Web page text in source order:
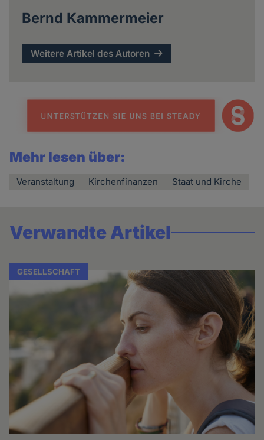
Bernd Kammermeier
Weitere Artikel des Autoren
Mehr lesen über:
Veranstaltung Kirchenfinanzen Staat und Kirche
Verwandte Artikel
GESELLSCHAFT